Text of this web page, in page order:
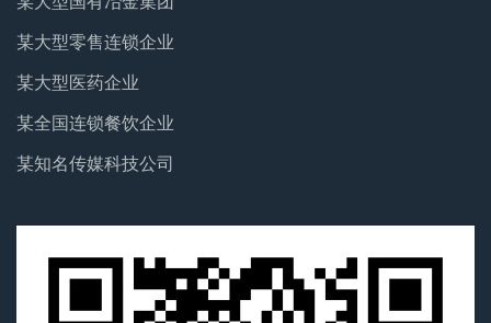
某大型零售连锁企业
某大型医药企业
某全国连锁餐饮企业
某知名传媒科技公司